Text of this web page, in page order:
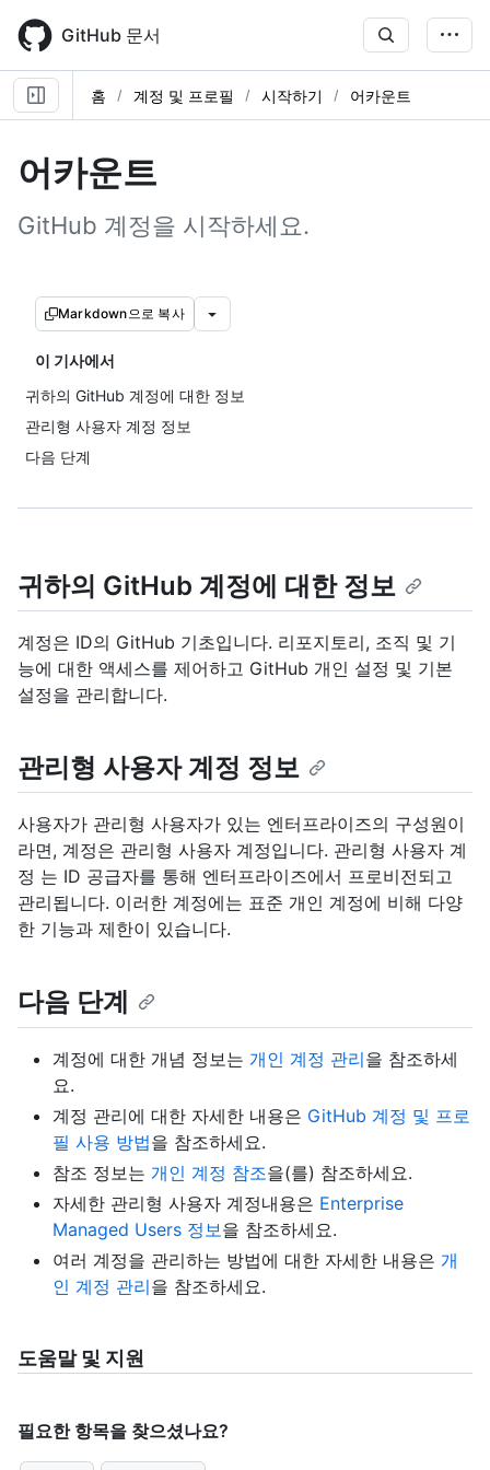
main
content
GitHub 문서
홈 계정 및 프로필 시작하기 어카운트
어카운트
GitHub 계정을 시작하세요.
Markdown으로 복사
이 기사에서
귀하의 GitHub 계정에 대한 정보
관리형 사용자 계정 정보
다음 단계
귀하의 GitHub 계정에 대한 정보
계정은 ID의 GitHub 기초입니다. 리포지토리, 조직 및 기
능에 대한 액세스를 제어하고 GitHub 개인 설정 및 기본
설정을 관리합니다.
관리형 사용자 계정 정보
사용자가 관리형 사용자가 있는 엔터프라이즈의 구성원이
라면, 계정은 관리형 사용자 계정입니다. 관리형 사용자 계
정 는 ID 공급자를 통해 엔터프라이즈에서 프로비전되고
관리됩니다. 이러한 계정에는 표준 개인 계정에 비해 다양
한 기능과 제한이 있습니다.
다음 단계
계정에 대한 개념 정보는 개인 계정 관리을 참조하세
요.
계정 관리에 대한 자세한 내용은 GitHub 계정 및 프로
필 사용 방법을 참조하세요.
참조 정보는 개인 계정 참조을(를) 참조하세요.
자세한 관리형 사용자 계정내용은 Enterprise
Managed Users 정보 을 참조하세요.
여러 계정을 관리하는 방법에 대한 자세한 내용은 개
인 계정 관리을 참조하세요.
도움말 및 지원
필요한 항목을 찾으셨나요?